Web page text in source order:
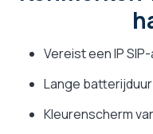
Vereist een IP
Lange
Kleurenscherm